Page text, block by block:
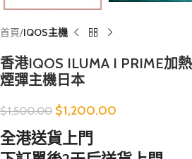
首頁 IQOS主機
香港IQOS ILUMA I PRIME加
煙彈主機日本
$1,500.00 $1,200.00
全港送貨上門